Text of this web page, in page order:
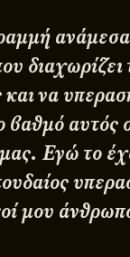
ανάμεσα
να
αυτός
Εγώ το
μου